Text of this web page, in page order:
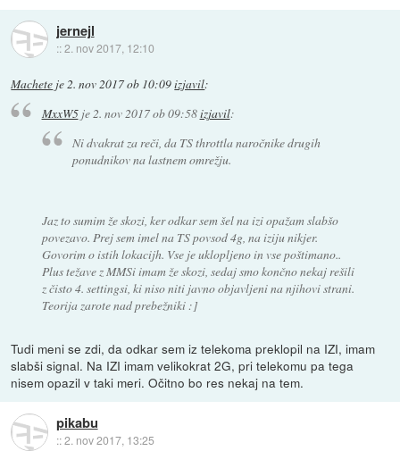
jernejl
::2. nov 2017, 12:10
Machete je2. nov 2017 ob 10:09izjavil:
MxxW5je2. nov 2017 ob 09:58izjavil:
Ni dvakrat za reči, da TS throttla naročnike drugih
ponudnikov na lastnem omrežju.
Jaz to sumim že skozi, ker odkar sem šel na izi opažam slabšo
povezavo. Prej sem imel na TS povsod 4g, na iziju nikjer.
Govorim o istih lokacijh. Vse je uklopljeno in vse poštimano..
Plus težave z MMSi imam že skozi, sedaj smo končno nekaj rešili
z čisto 4. settingsi, ki niso niti javno objavljeni na njihovi strani.
Teorija zarote nad prebežniki :]
Tudi meni se zdi, da odkar sem iz telekoma preklopil na IZI, imam
slabši signal. Na IZI imam velikokrat 2G, pri telekomu pa tega
nisem opazil v taki meri. Očitno bo res nekaj na tem.
pikabu
::2. nov 2017, 13:25